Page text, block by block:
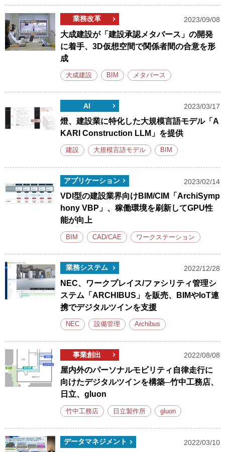
業務改革 2023/09/08
大成建設が「建設承認メタバース」の開発
に着手、3D仮想空間で関係者間の合意を形
成
大成建設 BIM メタバース
AI 2023/03/17
燈、建設業に特化した大規模言語モデル「A
KARI Construction LLM」を提供
建設 大規模言語モデル BIM
アプリケーション 2023/02/14
VDI型の建設業界向けBIM/CIM「ArchiSymp
hony VBP」、稼働環境を刷新してGPU性
能が向上
BIM CAD/CAE ワークステーション
業務システム 2022/12/28
NEC、ワークプレイス/ファシリティ管理シ
ステム「ARCHIBUS」を販売、BIMやIoT連
携でデジタルツインを支援
NEC 設備管理 Archibus
事業創出 2022/08/08
屋内外のパーソナルモビリティ自律走行に
向けたデジタルツインを構築─竹中工務店、
日立、gluon
竹中工務店 日立製作所 gluon
データマネジメント 2022/03/10